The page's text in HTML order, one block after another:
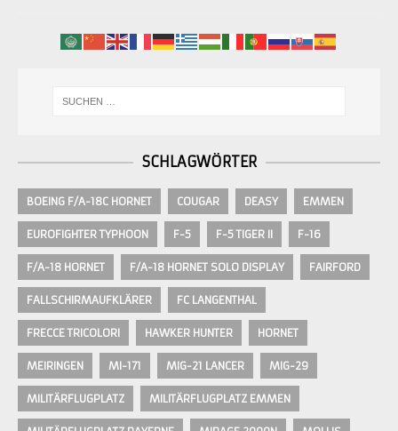
SCHLAGWÖRTER
BOEING F/A-18C HORNET COUGAR DEASY EMMEN
EUROFIGHTER TYPHOON F-5 F-5 TIGER II F-16
F/A-18 HORNET F/A-18 HORNET SOLO DISPLAY FAIRFORD
FALLSCHIRMAUFKLÄRER FC LANGENTHAL
FRECCE TRICOLORI HAWKER HUNTER HORNET
MEIRINGEN MI-171 MIG-21 LANCER MIG-29
MILITÄRFLUGPLATZ MILITÄRFLUGPLATZ EMMEN